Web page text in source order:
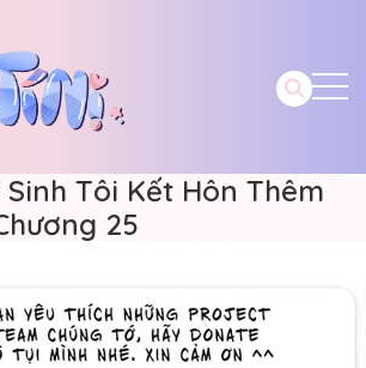
Sinh Tôi Kết Hôn Thêm
25